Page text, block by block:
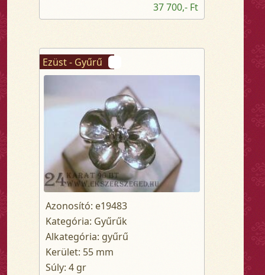
37 700,- Ft
Ezüst - Gyűrű
Azonosító: e19483
Kategória: Gyűrűk
Alkategória: gyűrű
Kerület: 55 mm
Súly: 4 gr